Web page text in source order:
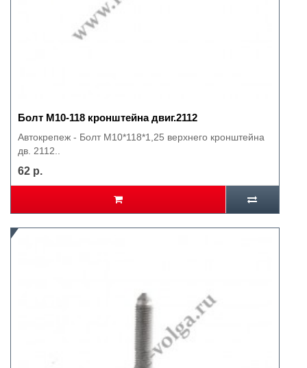
Болт М10-118 кронштейна двиг.2112
Автокрепеж - Болт М10*118*1,25 верхнего кронштейна
дв. 2112..
62 р.